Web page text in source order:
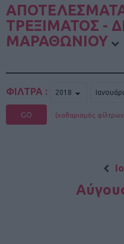
ΤΡΕΞΙΜΑΤΟΣ -
ΜΑΡΑΘΩΝΙΟΥ
ΦΙΛΤΡΑ :
GO (καθαρισμός